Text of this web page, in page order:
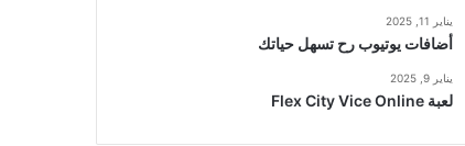
يناير 11, 2025
أضافات يوتيوب رح تسهل حياتك
يناير 9, 2025
لعبة Flex City Vice Online